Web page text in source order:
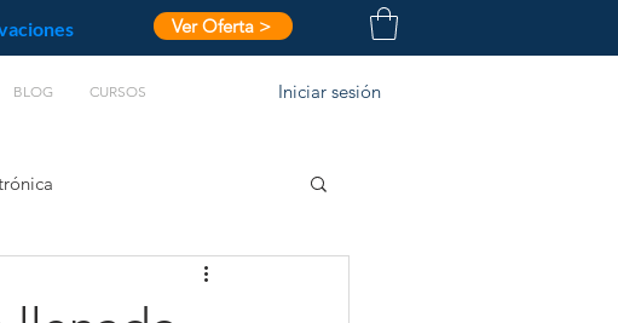
Ver Oferta >
BLOG CURSOS Iniciar sesión